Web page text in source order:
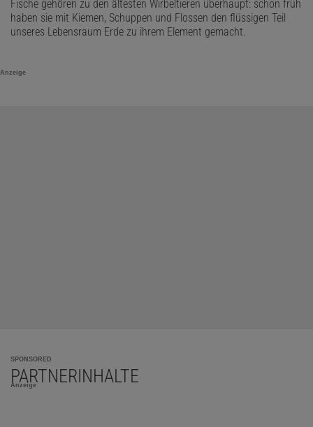
Fische gehören zu den ältesten Wirbeltieren überhaupt: schon früh
haben sie mit Kiemen, Schuppen und Flossen den flüssigen Teil
unseres Lebensraum Erde zu ihrem Element gemacht.
Anzeige
SPONSORED
PARTNERINHALTE
Anzeige